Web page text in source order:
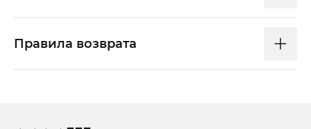
Правила возврата